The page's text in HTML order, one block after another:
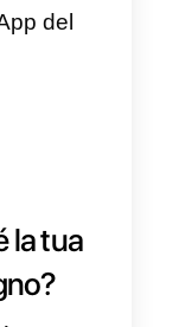
ogni
può
di
e